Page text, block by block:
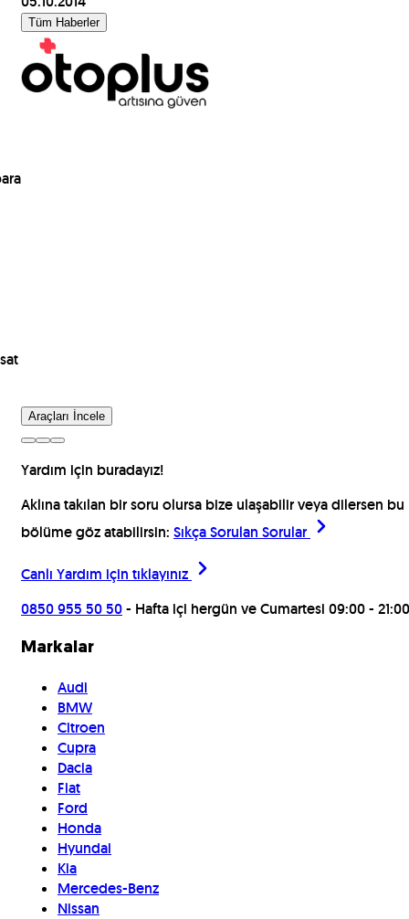
Tüm Haberler
Araçları İncele
Yardım için buradayız!
Aklına takılan bir soru olursa bize ulaşabilir veya dilersen bu
bölüme göz atabilirsin: Sıkça Sorulan Sorular
Canlı Yardım için tıklayınız
0850 955 50 50- Hafta içi hergün ve Cumartesi 09:00 - 21:00
Markalar
Audi
BMW
Citroen
Cupra
Dacia
Fiat
Ford
Honda
Hyundai
Kia
Mercedes-Benz
Nissan